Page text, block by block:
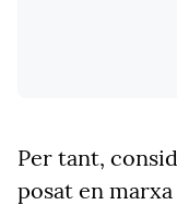
Per tant,
posat en